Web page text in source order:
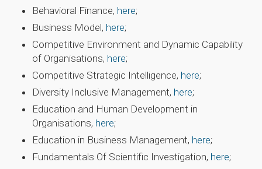
Behavioral Finance, here;
Business Model, here;
Competitive Environment and Dynamic Capability
of Organisations, here;
Competitive Strategic Intelligence, here;
Diversity Inclusive Management, here;
Education and Human Development in
Organisations, here;
Education in Business Management, here;
Fundamentals Of Scientific Investigation, here;